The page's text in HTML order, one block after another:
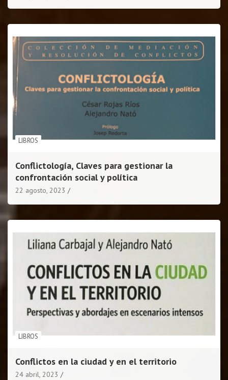
LIBROS
Conflictología, Claves para gestionar la
confrontación social y política
22 agosto, 2023
LIBROS
Conflictos en la ciudad y en el territorio
24 abril, 2023